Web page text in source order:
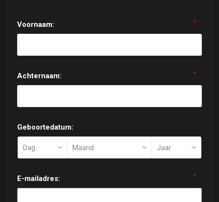
Voornaam: *
Achternaam: *
Geboortedatum:
E-mailadres: *